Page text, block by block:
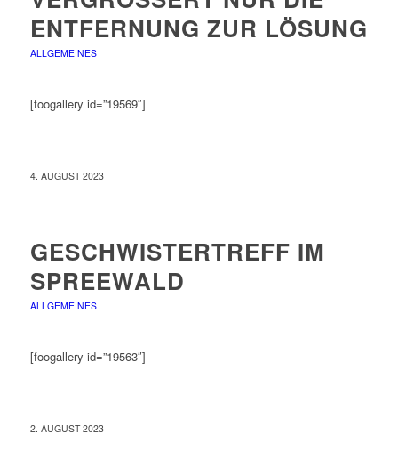
NTFERNUNG ZUR LÖSUNG
ALLGEMEINES
[foogallery id=”19569″]
4. AUGUST 2023
GESCHWISTERTREFF IM
SPREEWALD
ALLGEMEINES
[foogallery id=”19563″]
2. AUGUST 2023